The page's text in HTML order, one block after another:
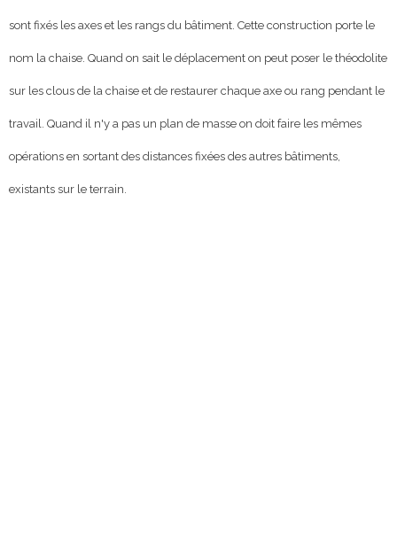
sont fixés les axes et les rangs du bâtiment. Cette construction porte le
nom la chaise. Quand on sait le déplacement on peut poser le théodolite
sur les clous de la chaise et de restaurer chaque axe ou rang pendant le
travail. Quand il n'y a pas un plan de masse on doit faire les mêmes
opérations en sortant des distances fixées des autres bâtiments,
existants sur le terrain.